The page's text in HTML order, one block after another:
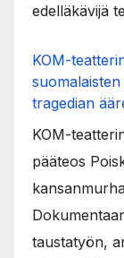
edelläkävijä
KOM-
tragedian
KOM-
pääteos
taustatyön,